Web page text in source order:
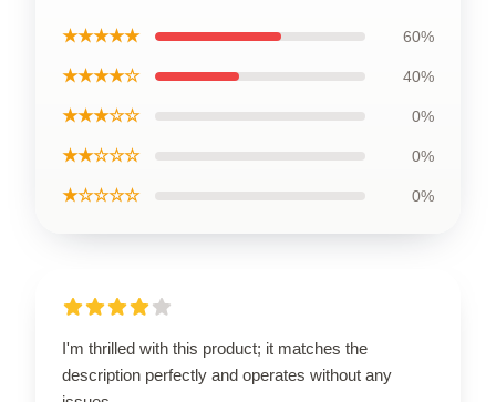
★★★★★ 60%
★★★★☆ 40%
★★★☆☆ 0%
★★☆☆☆ 0%
★☆☆☆☆ 0%
I'm thrilled with this product; it matches the
description perfectly and operates without any